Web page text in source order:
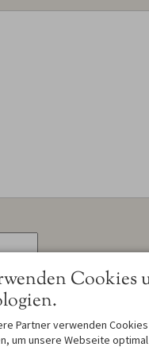
Cookies
Partner verwenden
um unsere Webseite